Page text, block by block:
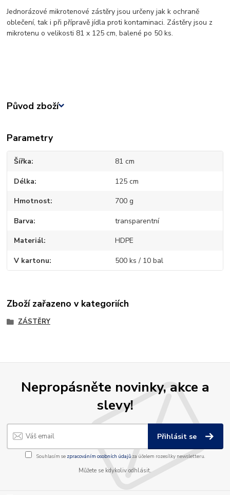
Jednorázové mikrotenové zástěry jsou určeny jak k ochraně
oblečení, tak i při přípravě jídla proti kontaminaci. Zástěry jsou z
mikrotenu o velikosti 81 x 125 cm, balené po 50 ks.
Původ zboží
Parametry
Šířka 81 cm
Délka 125 cm
Hmotnost 700 g
Barva transparentní
Materiál HDPE
V kartonu 500 ks / 10 bal
Zboží zařazeno v kategoriích
ZÁSTĚRY
Nepropásněte novinky, akce a
slevy!
Přihlásit se
Souhlasím se zpracováním osobních údajůza účelem rozesílky newsletteru.
Můžete se kdykoliv odhlásit.